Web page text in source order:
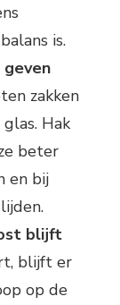
is.
zakken
Hak
beter
en bij
blijft
blijft er
op de